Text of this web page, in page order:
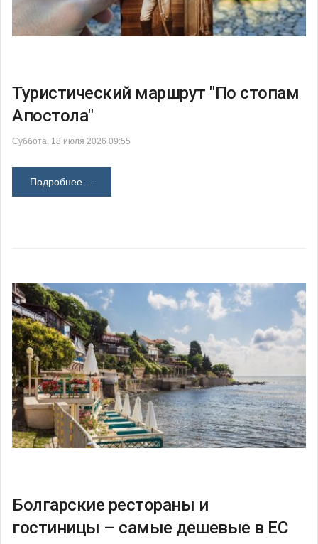
Туристический маршрут "По стопам
Апостола"
Суббота, 18 июля 2026 09:55
Подробнее ...
Болгарские рестораны и
гостиницы – самые дешевые в ЕС